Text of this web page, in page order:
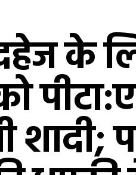
के
शादी;